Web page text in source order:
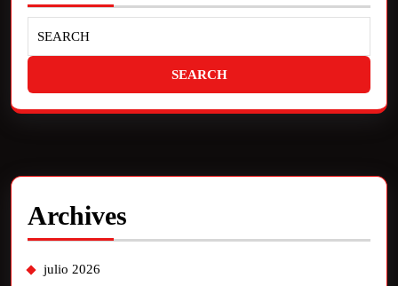
Archives
julio 2026